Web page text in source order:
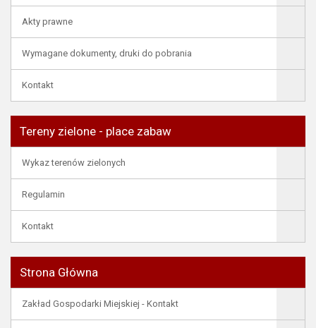
Akty prawne
Wymagane dokumenty, druki do pobrania
Kontakt
Tereny zielone - place zabaw
Wykaz terenów zielonych
Regulamin
Kontakt
Strona Główna
Zakład Gospodarki Miejskiej - Kontakt